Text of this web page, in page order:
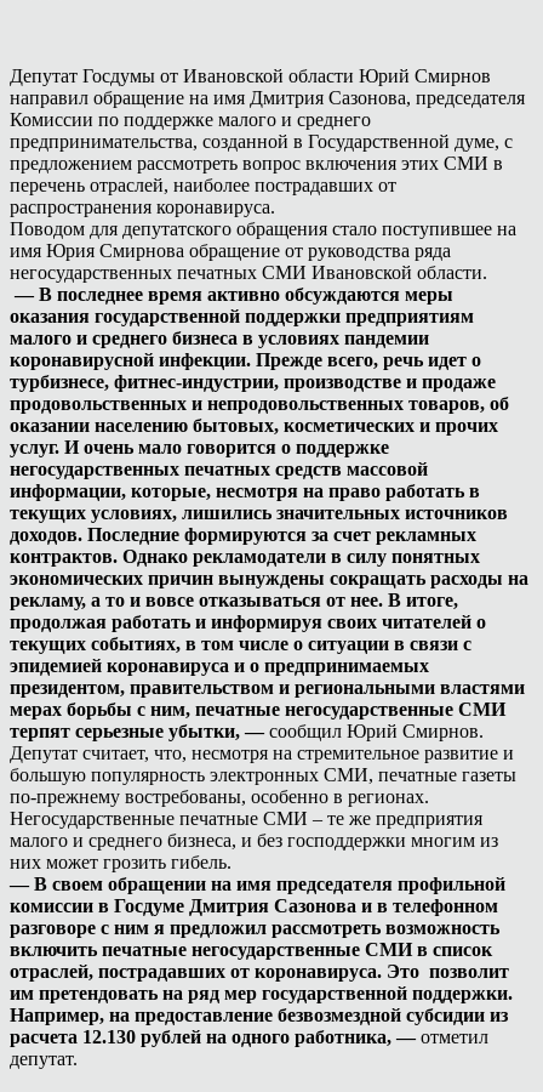
Депутат Госдумы от Ивановской области Юрий Смирнов
направил обращение на имя Дмитрия Сазонова, председателя
Комиссии по поддержке малого и среднего
предпринимательства, созданной в Государственной думе, с
предложением рассмотреть вопрос включения этих СМИ в
перечень отраслей, наиболее пострадавших от
распространения коронавируса.
Поводом для депутатского обращения стало поступившее на
имя Юрия Смирнова обращение от руководства ряда
негосударственных печатных СМИ Ивановской области.
— В последнее время активно обсуждаются меры
оказания государственной поддержки предприятиям
малого и среднего бизнеса в условиях пандемии
коронавирусной инфекции. Прежде всего, речь идет о
турбизнесе, фитнес-индустрии, производстве и продаже
продовольственных и непродовольственных товаров, об
оказании населению бытовых, косметических и прочих
услуг. И очень мало говорится о поддержке
негосударственных печатных средств массовой
информации, которые, несмотря на право работать в
текущих условиях, лишились значительных источников
доходов. Последние формируются за счет рекламных
контрактов. Однако рекламодатели в силу понятных
экономических причин вынуждены сокращать расходы на
рекламу, а то и вовсе отказываться от нее. В итоге,
продолжая работать и информируя своих читателей о
текущих событиях, в том числе о ситуации в связи с
эпидемией коронавируса и о предпринимаемых
президентом, правительством и региональными властями
мерах борьбы с ним, печатные негосударственные СМИ
терпят серьезные убытки, —сообщил Юрий Смирнов.
Депутат считает, что, несмотря на стремительное развитие и
большую популярность электронных СМИ, печатные газеты
по-прежнему востребованы, особенно в регионах.
Негосударственные печатные СМИ – те же предприятия
малого и среднего бизнеса, и без господдержки многим из
них может грозить гибель.
— В своем обращении на имя председателя профильной
комиссии в Госдуме Дмитрия Сазонова и в телефонном
разговоре с ним я предложил рассмотреть возможность
включить печатные негосударственные СМИ в список
отраслей, пострадавших от коронавируса. Это позволит
им претендовать на ряд мер государственной поддержки.
Например, на предоставление безвозмездной субсидии из
расчета 12.130 рублей на одного работника, —отметил
депутат.